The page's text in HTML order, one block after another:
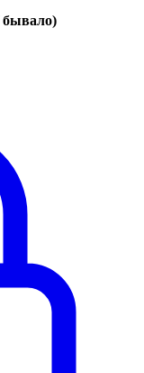
бывало)